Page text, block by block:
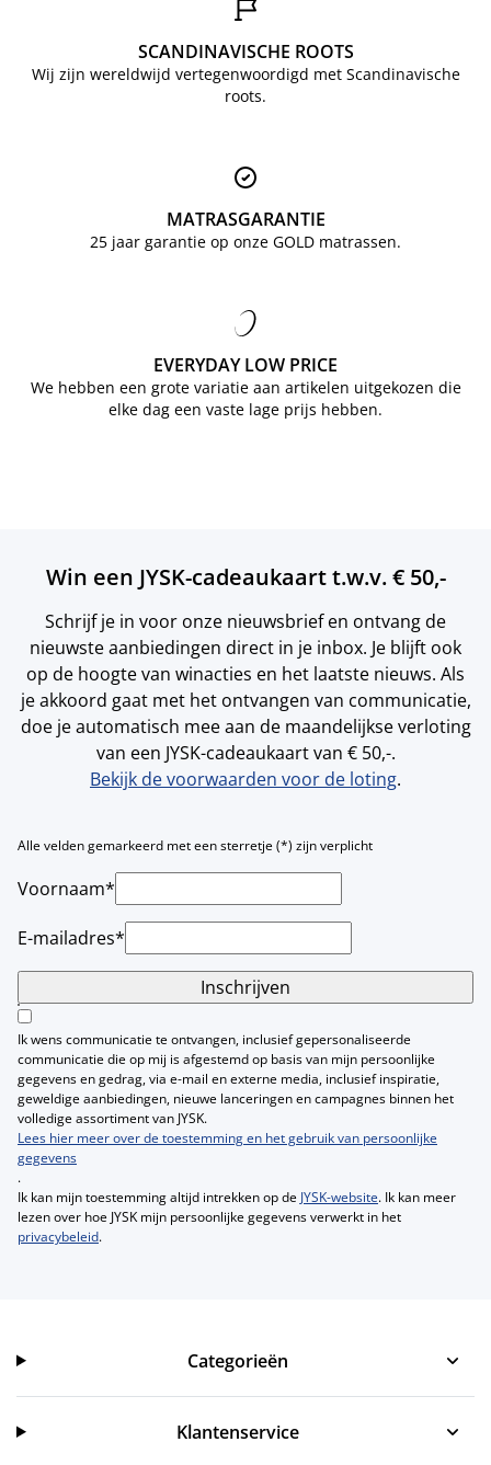
SCANDINAVISCHE ROOTS
Wij zijn wereldwijd vertegenwoordigd met Scandinavische
roots.
MATRASGARANTIE
25 jaar garantie op onze GOLD matrassen.
EVERYDAY LOW PRICE
We hebben een grote variatie aan artikelen uitgekozen die
elke dag een vaste lage prijs hebben.
Win een JYSK-cadeaukaart t.w.v. € 50,-
Schrijf je in voor onze nieuwsbrief en ontvang de
nieuwste aanbiedingen direct in je inbox. Je blijft ook
op de hoogte van winacties en het laatste nieuws. Als
je akkoord gaat met het ontvangen van communicatie,
doe je automatisch mee aan de maandelijkse verloting
van een JYSK-cadeaukaart van € 50,-.
Bekijk de voorwaarden voor de loting.
Alle velden gemarkeerd met een sterretje (*) zijn verplicht
Voornaam*
E-mailadres*
Inschrijven
Ik wens communicatie te ontvangen, inclusief gepersonaliseerde
communicatie die op mij is afgestemd op basis van mijn persoonlijke
gegevens en gedrag, via e-mail en externe media, inclusief inspiratie,
geweldige aanbiedingen, nieuwe lanceringen en campagnes binnen het
volledige assortiment van JYSK.
Lees hier meer over de toestemming en het gebruik van persoonlijke
gegevens
.
Ik kan mijn toestemming altijd intrekken op de JYSK-website. Ik kan meer
lezen over hoe JYSK mijn persoonlijke gegevens verwerkt in het
privacybeleid.
Categorieën
Klantenservice
Klantenservice